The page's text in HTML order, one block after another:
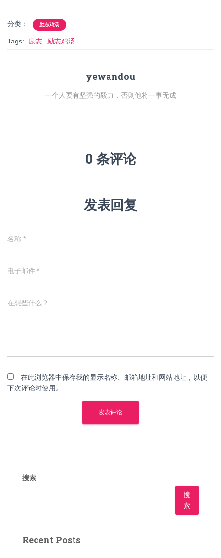
分类： 励志鸡汤
Tags: 励志 励志鸡汤
yewandou
一个人要有坚强的毅力，否则他将一事无成
0 条评论
发表回复
名称 *
电子邮件 *
在想些什么？
在此浏览器中保存我的显示名称、邮箱地址和网站地址，以便
下次评论时使用。
搜索
搜
索
Recent Posts